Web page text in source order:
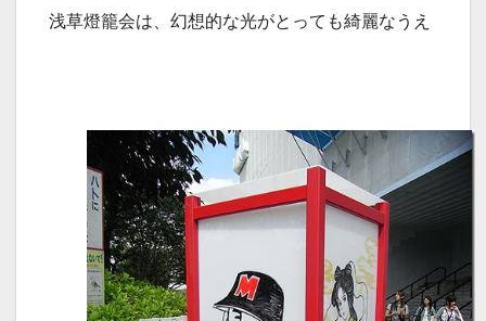
浅草燈籠会は、幻想的な光がとっても綺麗なうえ